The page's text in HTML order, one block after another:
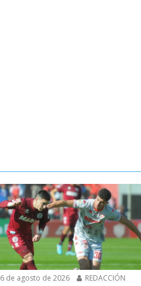
6 de agosto de 2026 REDACCIÓN